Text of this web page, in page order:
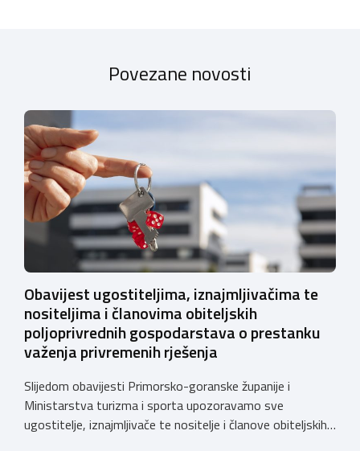
Povezane novosti
Obavijest ugostiteljima, iznajmljivačima te
nositeljima i članovima obiteljskih
poljoprivrednih gospodarstava o prestanku
važenja privremenih rješenja
Slijedom obavijesti Primorsko-goranske županije i
Ministarstva turizma i sporta upozoravamo sve
ugostitelje, iznajmljivače te nositelje i članove obiteljskih